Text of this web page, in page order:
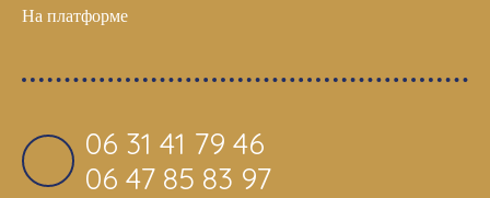
На платформе
06 31 41 79 46
06 47 85 83 97